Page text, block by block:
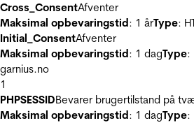
Cross_ConsentAfventer
Maksimal opbevaringstid: 1 årType:
Initial_ConsentAfventer
Maksimal opbevaringstid: 1 dagType:
garnius.no
1
PHPSESSIDBevarer brugertilstand på
Maksimal opbevaringstid: 1 dagType: